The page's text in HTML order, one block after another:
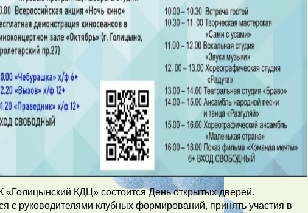
«Голицынский КДЦ» состоится День открытых дверей.
с руководителями клубных формирований, принять участия в